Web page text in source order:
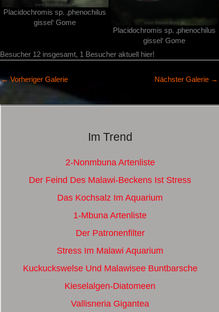
Placidochromis sp. ‚phenochilus
gissel‘ Gome
Placidochromis sp. ‚phenochilus
gissel‘ Gome
Besucher 12 insgesamt, 1 Besucher aktuell hier!
←Vorheriger Galerie Nächster Galerie →
Im Trend
2-Nonmbuna Artenliste
Der Feind Des Malawi-Beckens Ist Stress
Das Kochsalz Im Aquarium
1-Mbuna Artenliste
Der Patronenfilter
Stress Im Malawi Aquarium
Kuckuckswelse Und Malawisee Buntbarsche
Kieselalgen-Diatomeen
Vallisneria Gigantea